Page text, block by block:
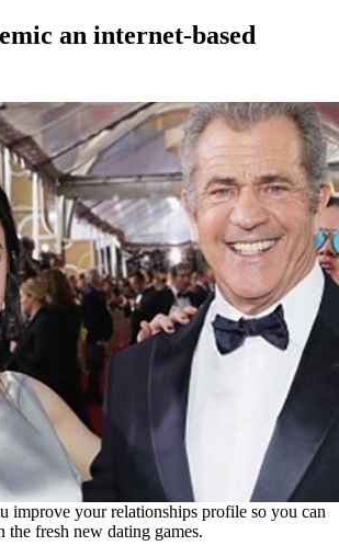
an internet-based
improve your relationships profile so you can
the fresh new dating games.